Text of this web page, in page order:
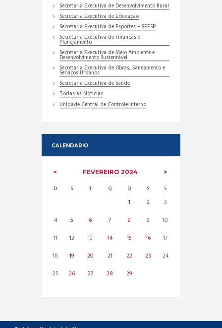
Secretaria Executiva de Desenvolvimento Rural
Secretaria Executiva de Educação
Secretaria Executiva de Esportes – SEESP
Secretaria Executiva de Finanças e
Planejamento
Secretaria Executiva de Meio Ambiente e
Desenvolvimento Sustentável
Secretaria Executiva de Obras, Saneamento e
Serviços Urbanos
Secretaria Executiva de Saúde
Todas as Noticias
Unidade Central de Controle Interno
CALENDARIO
FEVEREIRO 2024
D S T Q Q S S
1 2
3
4
5 6 7 8 9
10
11
12 13 14 15 16
17
18
19 20 21 22 23
24
25
26 27 28 29